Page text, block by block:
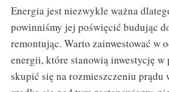
Energia jest niezwykle ważna
powinniśmy jej poświęcić budując
remontując. Warto zainwestować w
energii, które stanowią inwestycję w
skupić się na rozmieszczeniu prądu